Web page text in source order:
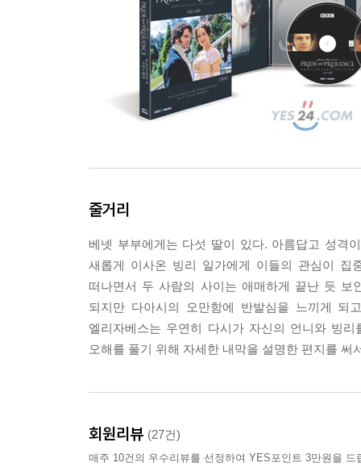
줄거리
베넷 부부에게는 다섯 딸이 있다. 아름답고 성격
새롭게 이사온 빙리 일가에게 이들의 관심이 집
떠나면서 두 사람의 사이는 애매하게 끝난 듯 보
되지만 다아시의 오만함에 반발심을 느끼게 되
엘리자베스는 우연히 다시가 자신의 언니와 빙
오해를 풀기 위해 자세한 내막을 설명한 편지를
회원리뷰 (27건)
매주 10건의 우수리뷰를 선정하여 YES포인트 3만원을 드